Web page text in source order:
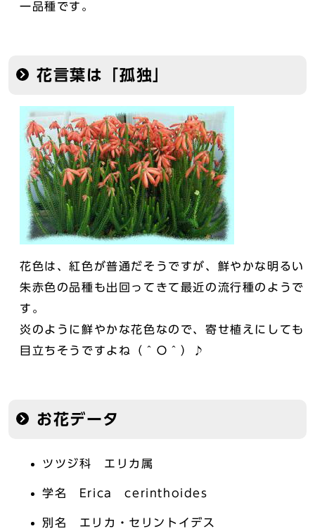
一品種です。
花言葉は「孤独」
花色は、紅色が普通だそうですが、鮮やかな明るい
朱赤色の品種も出回ってきて最近の流行種のようで
す。
炎のように鮮やかな花色なので、寄せ植えにしても
目立ちそうですよね（＾О＾）♪
お花データ
ツツジ科 エリカ属
学名 Erica cerinthoides
別名 エリカ・セリントイデス